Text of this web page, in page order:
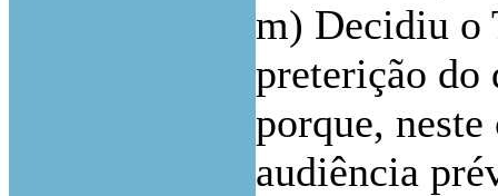
m) Decidiu o
preterição do
porque,
audiência